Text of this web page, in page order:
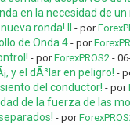
en la necesidad de
ronda! II - por
de Onda 4 - por
- porForexPROS2-
y el dÃ³lar en peligro! -
del conductor! - por
de la fuerza de las
- por